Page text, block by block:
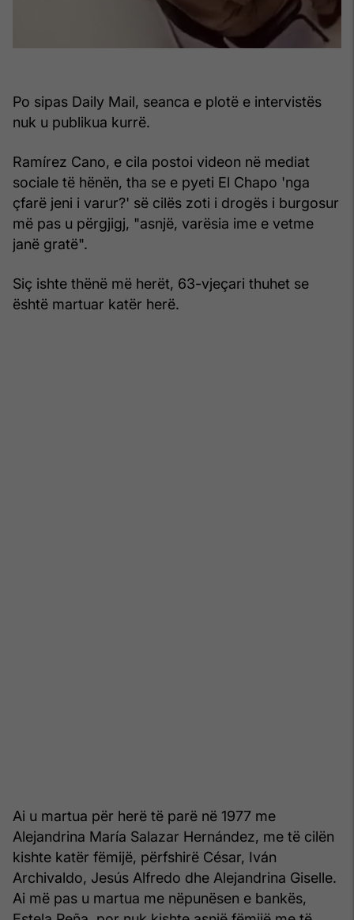
Po sipas Daily Mail, seanca e plotë e intervistës
nuk u publikua kurrë.
Ramírez Cano, e cila postoi videon në mediat
sociale të hënën, tha se e pyeti El Chapo 'nga
çfarë jeni i varur?' së cilës zoti i drogës i burgosur
më pas u përgjigj, "asnjë, varësia ime e vetme
janë gratë".
Siç ishte thënë më herët, 63-vjeçari thuhet se
është martuar katër herë.
Ai u martua për herë të parë në 1977 me
Alejandrina María Salazar Hernández, me të cilën
kishte katër fëmijë, përfshirë César, Iván
Archivaldo, Jesús Alfredo dhe Alejandrina Giselle.
Ai më pas u martua me nëpunësen e bankës,